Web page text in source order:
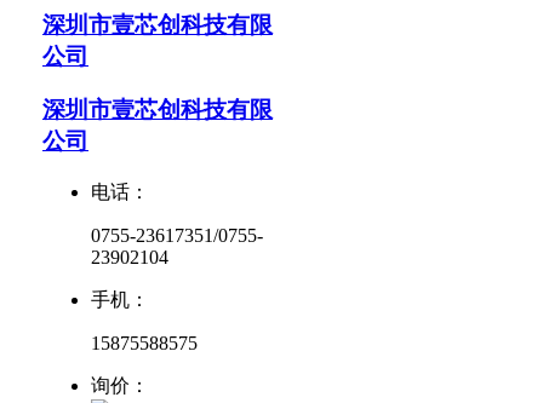
深圳市壹芯创科技有限
公司
深圳市壹芯创科技有限
公司
电话：
0755-23617351/0755-
23902104
手机：
15875588575
询价：